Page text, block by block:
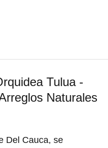
Tulua -
Naturales
Del Cauca, se